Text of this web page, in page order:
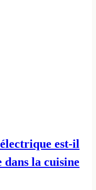
est-il
la cuisine